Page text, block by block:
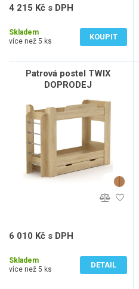
4 215 Kč s DPH
Skladem
více než 5 ks
KOUPIT
Patrová postel TWIX
DOPRODEJ
6 010 Kč s DPH
Skladem
více než 5 ks
DETAIL